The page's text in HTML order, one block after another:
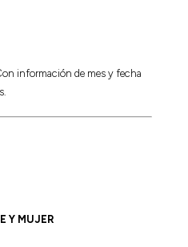
información de mes y fecha
Y MUJER